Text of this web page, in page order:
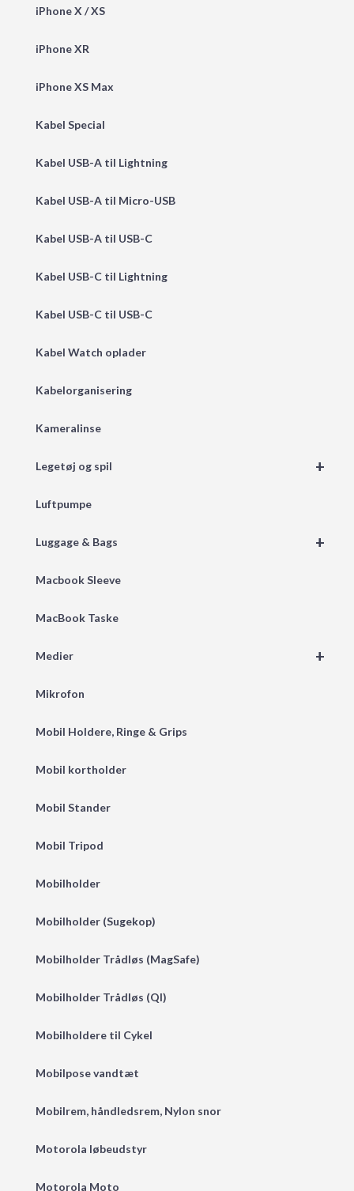
iPhone X / XS
iPhone XR
iPhone XS Max
Kabel Special
Kabel USB-A til Lightning
Kabel USB-A til Micro-USB
Kabel USB-A til USB-C
Kabel USB-C til Lightning
Kabel USB-C til USB-C
Kabel Watch oplader
Kabelorganisering
Kameralinse
+
Legetøj og spil
Luftpumpe
+
Luggage & Bags
Macbook Sleeve
MacBook Taske
+
Medier
Mikrofon
Mobil Holdere, Ringe & Grips
Mobil kortholder
Mobil Stander
Mobil Tripod
Mobilholder
Mobilholder (Sugekop)
Mobilholder Trådløs (MagSafe)
Mobilholder Trådløs (QI)
Mobilholdere til Cykel
Mobilpose vandtæt
Mobilrem, håndledsrem, Nylon snor
Motorola løbeudstyr
Motorola Moto